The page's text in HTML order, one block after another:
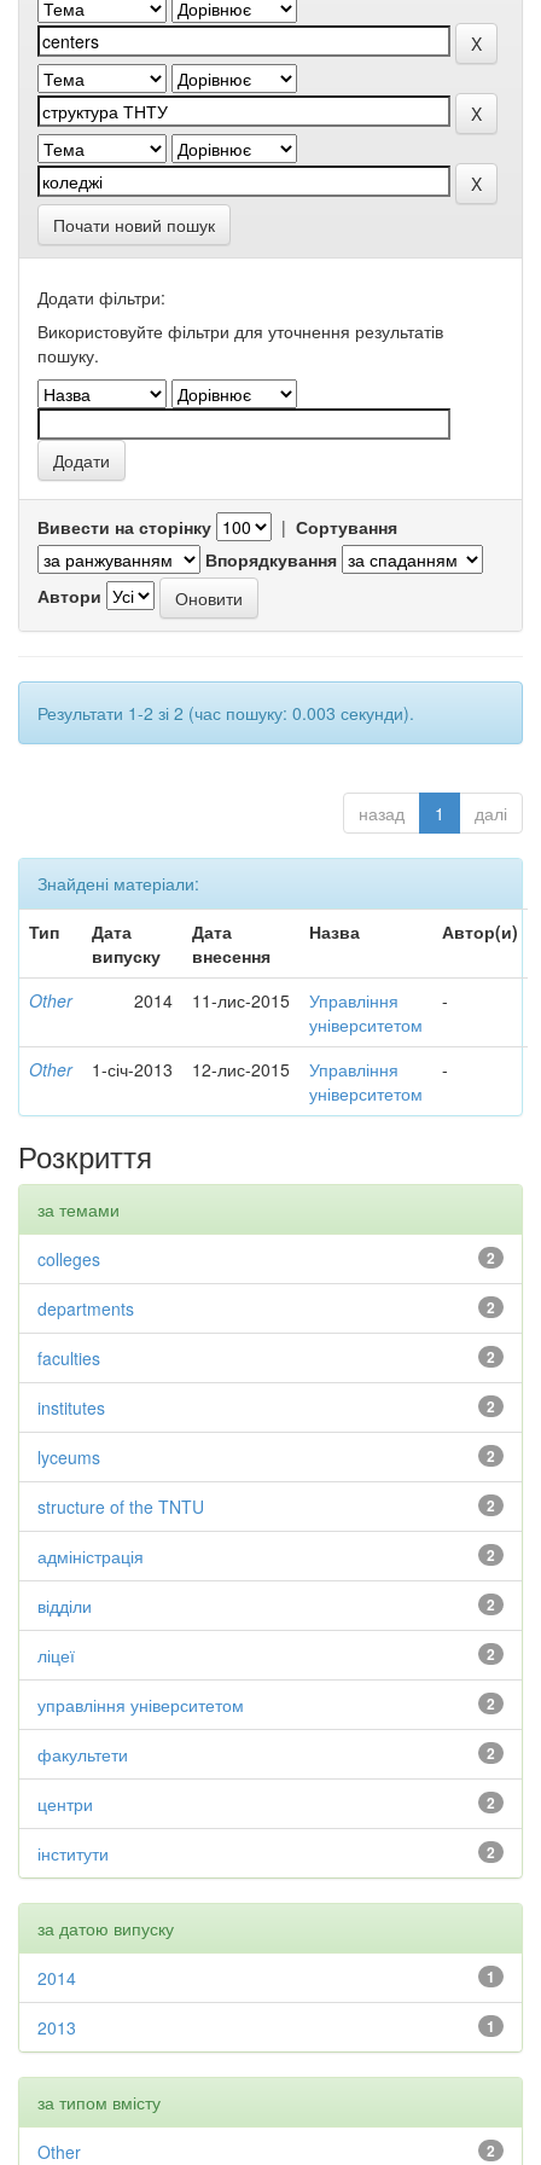
Почати новий пошук
Додати фільтри:
Використовуйте фільтри для уточнення результатів
пошуку.
Вивести на сторінку | Сортування
Впорядкування
Автори
Результати 1-2 зі 2 (час пошуку: 0.003 секунди).
назад 1 далі
Знайдені матеріали:
Тип
Дата
випуску
Дата
внесення
Назва Автор(и)
Other 2014 11-лис-2015
Управління
університетом
-
Other 1-січ-2013 12-лис-2015
Управління
університетом
-
Розкриття
за темами
2
colleges
2
departments
2
faculties
2
institutes
2
lyceums
2
structure of the TNTU
2
адміністрація
2
відділи
2
ліцеї
2
управління університетом
2
факультети
2
центри
2
інститути
за датою випуску
1
2014
1
2013
за типом вмісту
2
Other